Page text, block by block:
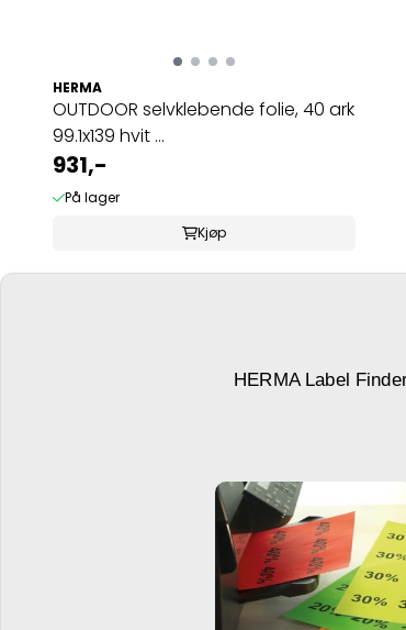
HERMA
OUTDOOR selvklebende folie, 40 ark
99.1x139 hvit ...
931,-
På lager
Kjøp
HERMA Label